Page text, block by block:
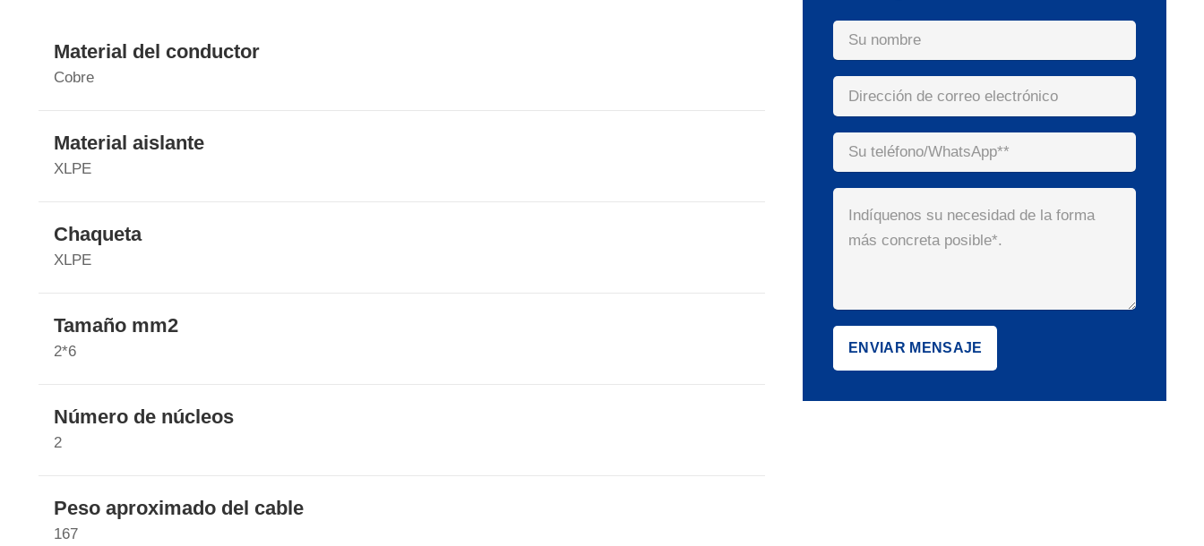
Material del conductor
Cobre
Material aislante
XLPE
Chaqueta
XLPE
Tamaño mm2
2*6
Número de núcleos
2
Peso aproximado del cable
167